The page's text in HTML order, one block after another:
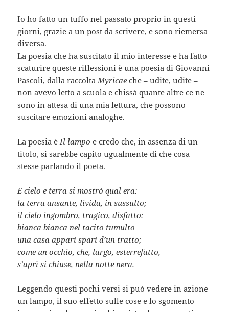
Io ho fatto un tuffo nel passato proprio in questi
giorni, grazie a un post da scrivere, e sono riemersa
diversa.
La poesia che ha suscitato il mio interesse e ha fatto
scaturire queste riflessioni è una poesia di Giovanni
Pascoli, dalla raccolta Myricae che – udite, udite –
non avevo letto a scuola e chissà quante altre ce ne
sono in attesa di una mia lettura, che possono
suscitare emozioni analoghe.
La poesia è Il lampoe credo che, in assenza di un
titolo, si sarebbe capito ugualmente di che cosa
stesse parlando il poeta.
E cielo e terra si mostrò qual era:
la terra ansante, livida, in sussulto;
il cielo ingombro, tragico, disfatto:
bianca bianca nel tacito tumulto
una casa apparì sparì d’un tratto;
come un occhio, che, largo, esterrefatto,
s’aprì si chiuse, nella notte nera.
Leggendo questi pochi versi si può vedere in azione
un lampo, il suo effetto sulle cose e lo sgomento